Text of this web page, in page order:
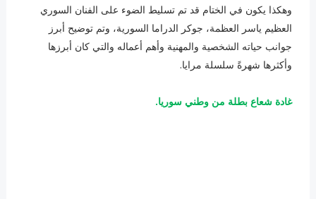
وهكذا يكون في الختام قد تم تسليط الضوء على الفنان السوري
العظيم ياسر العظمة، جوكر الدراما السورية، وتم توضيح أبرز
جوانب حياته الشخصية والمهنية وأهم أعماله والتي كان أبرزها
وأكثرها شهرةً سلسلة مرايا.
غادة شعاع بطلة من وطني سوريا.